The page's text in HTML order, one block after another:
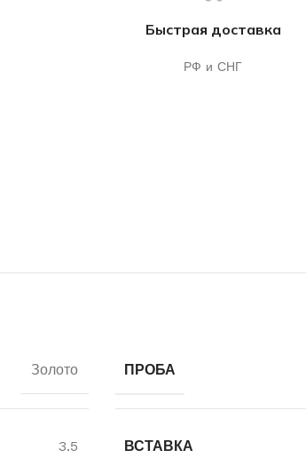
Быстрая доставка
РФ и СНГ
Золото ПРОБА
3.5 ВСТАВКА